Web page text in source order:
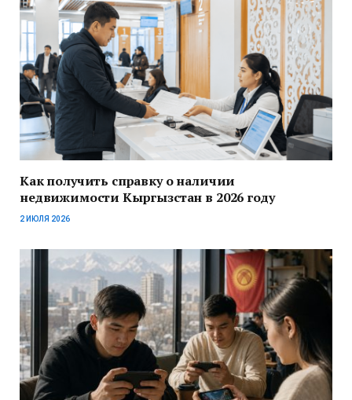
Как получить справку о наличии
недвижимости Кыргызстан в 2026 году
2 ИЮЛЯ 2026